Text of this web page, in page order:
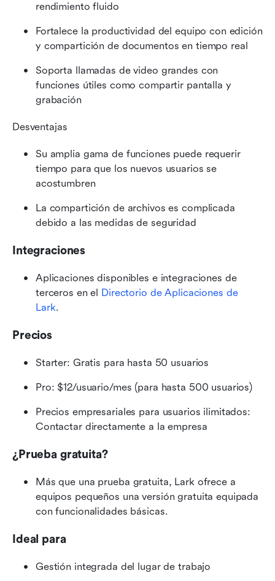
rendimiento fluido
Fortalece la productividad del equipo con edición
y compartición de documentos en tiempo real
Soporta llamadas de video grandes con
funciones útiles como compartir pantalla y
grabación
Desventajas
Su amplia gama de funciones puede requerir
tiempo para que los nuevos usuarios se
acostumbren
La compartición de archivos es complicada
debido a las medidas de seguridad
Integraciones
Aplicaciones disponibles e integraciones de
terceros en el Directorio de Aplicaciones de
Lark.
Precios
Starter: Gratis para hasta 50 usuarios
Pro: $12/usuario/mes (para hasta 500 usuarios)
Precios empresariales para usuarios ilimitados:
Contactar directamente a la empresa
¿Prueba gratuita?
Más que una prueba gratuita, Lark ofrece a
equipos pequeños una versión gratuita equipada
con funcionalidades básicas.
Ideal para
Gestión integrada del lugar de trabajo